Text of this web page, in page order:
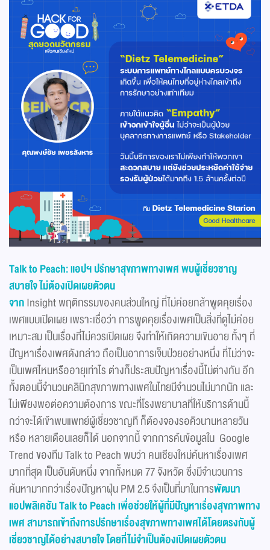
Talk to Peach: แอปฯ ปรึกษาสุขภาพทางเพศ พบผู้เชี่ยวชาญ
สบายใจ ไม่ต้องเปิดเผยตัวตน
จากInsight พฤติกรรมของคนส่วนใหญ่ ที่ไม่ค่อยกล้าพูดคุยเรื่อง
เพศแบบเปิดเผย เพราะเชื่อว่า การพูดคุยเรื่องเพศเป็นสิ่งที่ดูไม่ค่อย
เหมาะสม เป็นเรื่องที่ไม่ควรเปิดเผย จึงทำให้เกิดความเขินอาย ทั้งๆ ที่
ปัญหาเรื่องเพศดังกล่าว ถือเป็นอาการเจ็บป่วยอย่างหนึ่ง ที่ไม่ว่าจะ
เป็นเพศไหนหรืออายุเท่าไร ต่างก็ประสบปัญหาเรื่องนี้ไม่ต่างกัน อีก
ทั้งตอนนี้จำนวนคลินิกสุขภาพทางเพศในไทยมีจำนวนไม่มากนัก และ
ไม่เพียงพอต่อความต้องการ ขณะที่โรงพยาบาลที่ให้บริการด้านนี้
กว่าจะได้เข้าพบแพทย์ผู้เชี่ยวชาญที ก็ต้องจองรอคิวนานหลายวัน
หรือ หลายเดือนเลยก็ได้ นอกจากนี้ จากการค้นข้อมูลใน Google
Trend ของทีม Talk to Peach พบว่า คนเชียงใหม่ค้นหาเรื่องเพศ
มากที่สุด เป็นอันดับหนึ่ง จากทั้งหมด 77 จังหวัด ซึ่งมีจำนวนการ
ค้นหามากกว่าเรื่องปัญหาฝุ่น PM 2.5 จึงเป็นที่มาในการพัฒนา
แอปพลิเคชัน Talk to Peach เพื่อช่วยให้ผู้ที่มีปัญหาเรื่องสุขภาพทาง
เพศ สามารถเข้าถึงการปรึกษาเรื่องสุขภาพทางเพศได้โดยตรงกับผู้
เชี่ยวชาญได้อย่างสบายใจ โดยที่ไม่จำเป็นต้องเปิดเผยตัวตน